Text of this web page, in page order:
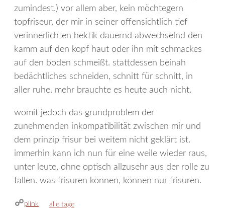
zumindest.) vor allem aber, kein möchtegern
topfriseur, der mir in seiner offensichtlich tief
verinnerlichten hektik dauernd abwechselnd den
kamm auf den kopf haut oder ihn mit schmackes
auf den boden schmeißt. stattdessen beinah
bedächtliches schneiden, schnitt für schnitt, in
aller ruhe. mehr brauchte es heute auch nicht.
womit jedoch das grundproblem der
zunehmenden inkompatibilität zwischen mir und
dem prinzip frisur bei weitem nicht geklärt ist.
immerhin kann ich nun für eine weile wieder raus,
unter leute, ohne optisch allzusehr aus der rolle zu
fallen. was frisuren können, können nur frisuren.
plink kategorien
alle tage